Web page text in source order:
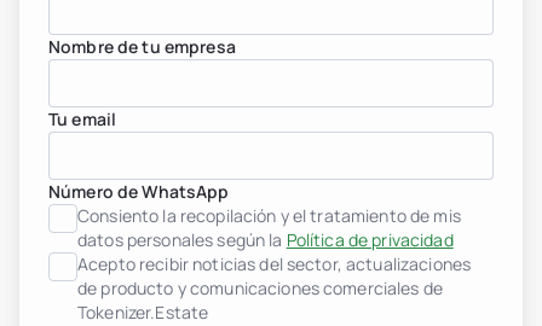
Nombre de tu empresa
Tu email
Número de WhatsApp
Consiento la recopilación y el tratamiento de mis
datos personales según la Política de privacidad
Acepto recibir noticias del sector, actualizaciones
de producto y comunicaciones comerciales de
Tokenizer.Estate
Georgia
Alemania
Indonesia
Luxemburgo
Montenegro
Países Bajos